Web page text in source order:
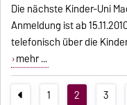
Die nächste Kinder-Uni
Anmeldung ist ab
telefonisch über die
mehr ...
1 2 3